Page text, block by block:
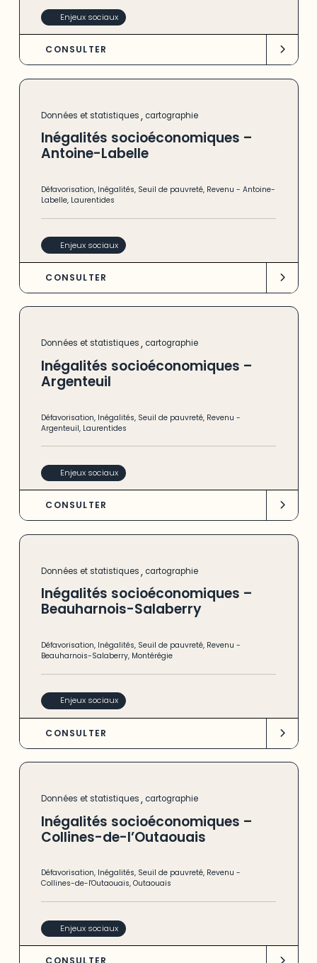
Enjeux sociaux
CONSULTER
Données et statistiques, cartographie
Inégalités socioéconomiques –
Antoine-Labelle
Défavorisation, Inégalités, Seuil de pauvreté, Revenu -Antoine-
Labelle, Laurentides
Enjeux sociaux
CONSULTER
Données et statistiques, cartographie
Inégalités socioéconomiques –
Argenteuil
Défavorisation, Inégalités, Seuil de pauvreté, Revenu -
Argenteuil, Laurentides
Enjeux sociaux
CONSULTER
Données et statistiques, cartographie
Inégalités socioéconomiques –
Beauharnois-Salaberry
Défavorisation, Inégalités, Seuil de pauvreté, Revenu -
Beauharnois-Salaberry, Montérégie
Enjeux sociaux
CONSULTER
Données et statistiques, cartographie
Inégalités socioéconomiques –
Collines-de-l’Outaouais
Défavorisation, Inégalités, Seuil de pauvreté, Revenu -
Collines-de-l'Outaouais,Outaouais
Enjeux sociaux
CONSULTER